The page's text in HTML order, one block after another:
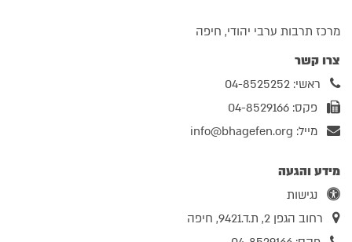
מרכז תרבות ערבי יהודי, חיפה
צרו קשר
ראשי: 04-8525252
פקס: 04-8529166
מייל: info@bhagefen.org
מידע והגעה
נגישות
רחוב הגפן 2, ת.ד.9421, חיפה